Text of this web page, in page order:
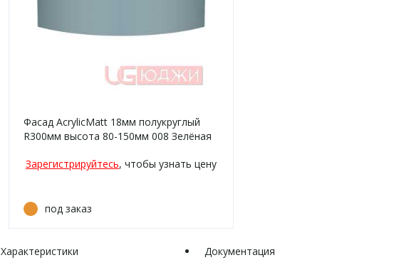
Фасад AcrylicMatt 18мм полукруглый
R300мм высота 80-150мм 008 Зелёная
Зарегистрируйтесь, чтобы узнать цену
под заказ
Характеристики
Документация